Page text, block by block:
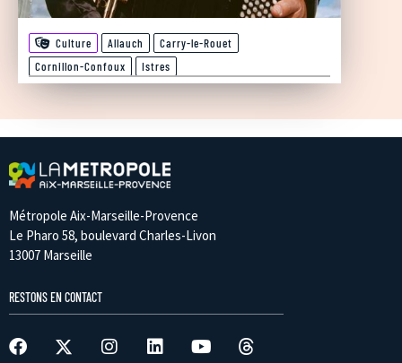
Culture Allauch
Carry-le-Rouet
Cornillon-Confoux
Istres
Métropole Aix-Marseille-Provence
Le Pharo 58, boulevard Charles-Livon
13007 Marseille
RESTONS EN CONTACT